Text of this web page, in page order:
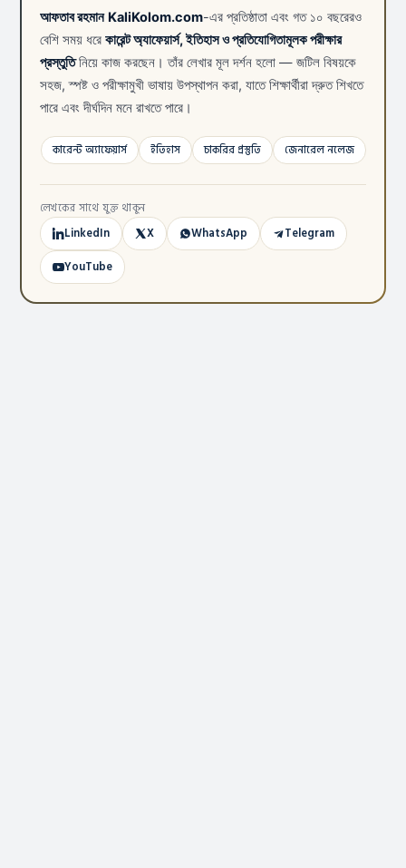
আফতাব রহমান KaliKolom.com-এর প্রতিষ্ঠাতা এবং গত ১০ বছরেরও
বেশি সময় ধরে কারেন্ট অ্যাফেয়ার্স, ইতিহাস ও প্রতিযোগিতামূলক পরীক্ষার
প্রস্তুতিনিয়ে কাজ করছেন। তাঁর লেখার মূল দর্শন হলো — জটিল বিষয়কে
সহজ, স্পষ্ট ও পরীক্ষামুখী ভাষায় উপস্থাপন করা, যাতে শিক্ষার্থীরা দ্রুত শিখতে
পারে এবং দীর্ঘদিন মনে রাখতে পারে।
কারেন্ট অ্যাফেয়ার্স ইতিহাস চাকরির প্রস্তুতি জেনারেল নলেজ
লেখকের সাথে যুক্ত থাকুন
LinkedIn X WhatsApp
Telegram
YouTube